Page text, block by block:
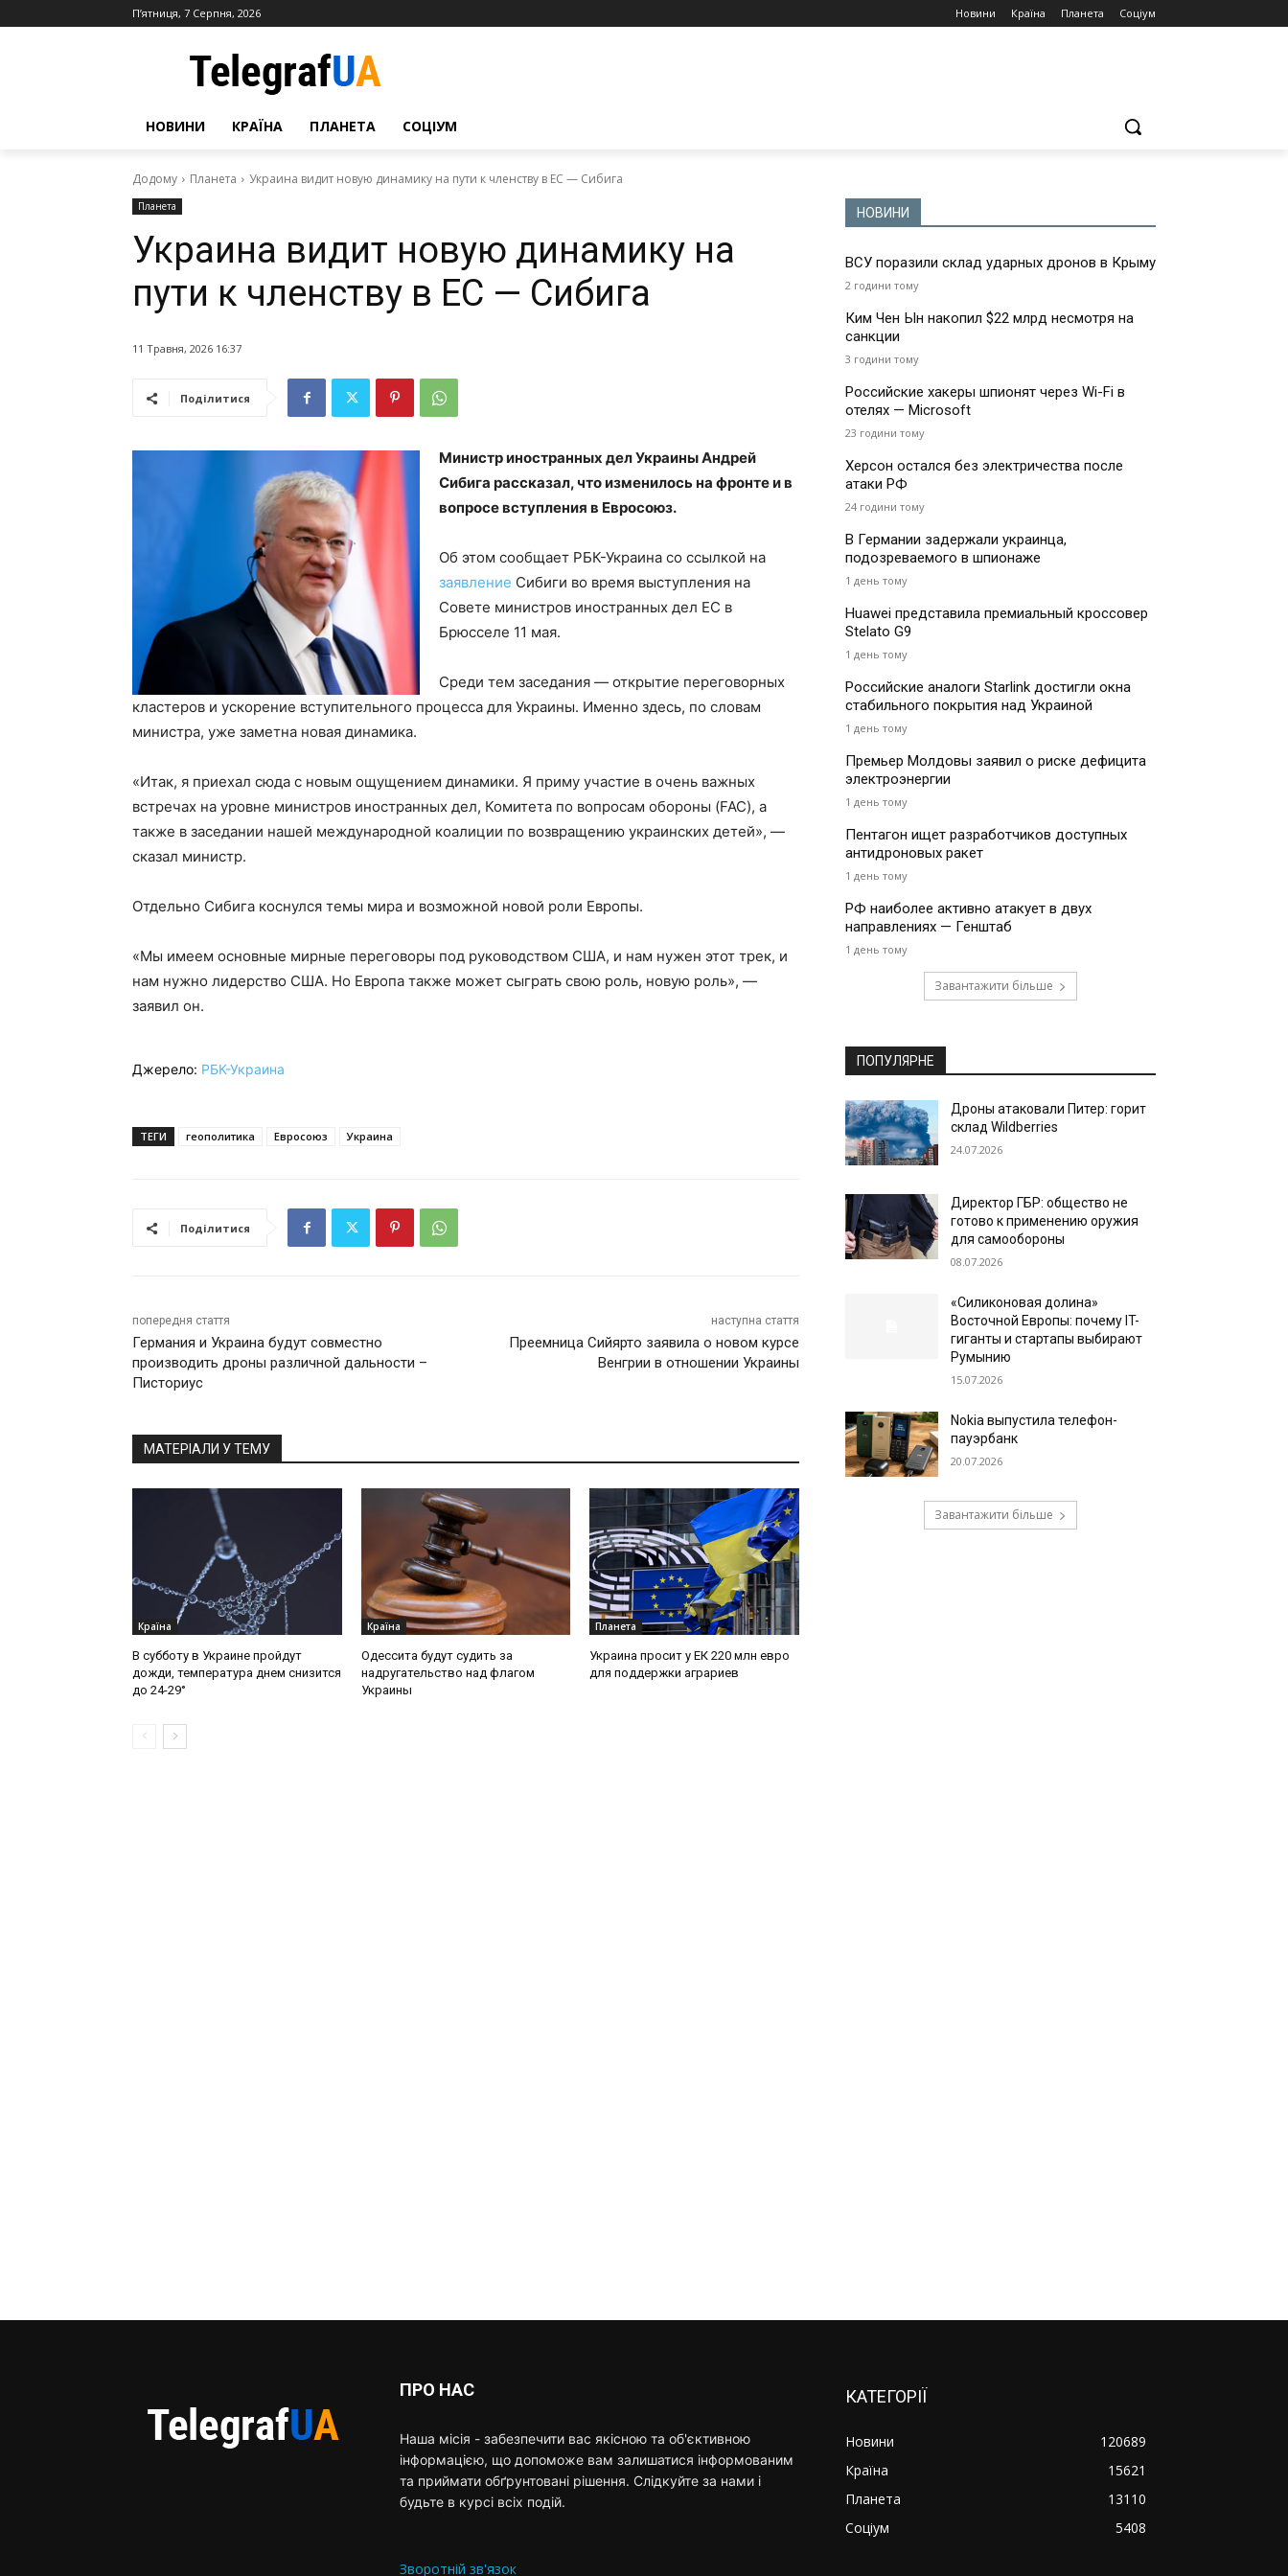
П’ятниця, 7 Серпня, 2026 Новини Країна Планета Соціум
НОВИНИ КРАЇНА ПЛАНЕТА СОЦІУМ
Додому Планета Украина видит новую динамику на пути к членству в ЕС — Сибига
Планета
Украина видит новую динамику на
пути к членству в ЕС — Сибига
11 Травня, 2026 16:37
Поділитися
Министр иностранных дел Украины Андрей
Сибига рассказал, что изменилось на фронте и в
вопросе вступления в Евросоюз.
Об этом сообщает РБК-Украина со ссылкой на
заявление Сибиги во время выступления на
Совете министров иностранных дел ЕС в
Брюсселе 11 мая.
Среди тем заседания — открытие переговорных
кластеров и ускорение вступительного процесса для Украины. Именно здесь, по словам
министра, уже заметна новая динамика.
«Итак, я приехал сюда с новым ощущением динамики. Я приму участие в очень важных
встречах на уровне министров иностранных дел, Комитета по вопросам обороны (FAC), а
также в заседании нашей международной коалиции по возвращению украинских детей», —
сказал министр.
Отдельно Сибига коснулся темы мира и возможной новой роли Европы.
«Мы имеем основные мирные переговоры под руководством США, и нам нужен этот трек, и
нам нужно лидерство США. Но Европа также может сыграть свою роль, новую роль», —
заявил он.
Джерело: РБК-Украина
ТЕГИ геополитика Евросоюз Украина
Поділитися
попередня стаття
Германия и Украина будут совместно
производить дроны различной дальности –
Писториус
наступна стаття
Преемница Сийярто заявила о новом курсе
Венгрии в отношении Украины
МАТЕРІАЛИ У ТЕМУ
Країна
В субботу в Украине пройдут
дожди, температура днем снизится
до 24-29°
Країна
Одессита будут судить за
надругательство над флагом
Украины
Планета
Украина просит у ЕК 220 млн евро
для поддержки аграриев
НОВИНИ
ВСУ поразили склад ударных дронов в Крыму
2 години тому
Ким Чен Ын накопил $22 млрд несмотря на
санкции
3 години тому
Российские хакеры шпионят через Wi-Fi в
отелях — Microsoft
23 години тому
Херсон остался без электричества после
атаки РФ
24 години тому
В Германии задержали украинца,
подозреваемого в шпионаже
1 день тому
Huawei представила премиальный кроссовер
Stelato G9
1 день тому
Российские аналоги Starlink достигли окна
стабильного покрытия над Украиной
1 день тому
Премьер Молдовы заявил о риске дефицита
электроэнергии
1 день тому
Пентагон ищет разработчиков доступных
антидроновых ракет
1 день тому
РФ наиболее активно атакует в двух
направлениях — Генштаб
1 день тому
Завантажити більше
ПОПУЛЯРНЕ
Дроны атаковали Питер: горит
склад Wildberries
24.07.2026
Директор ГБР: общество не
готово к применению оружия
для самообороны
08.07.2026
«Силиконовая долина»
Восточной Европы: почему IT-
гиганты и стартапы выбирают
Румынию
15.07.2026
Nokia выпустила телефон-
пауэрбанк
20.07.2026
Завантажити більше
ПРО НАС
Наша місія - забезпечити вас якісною та об'єктивною
інформацією, що допоможе вам залишатися інформованим
та приймати обґрунтовані рішення. Слідкуйте за нами і
будьте в курсі всіх подій.
Зворотній зв'язок
КАТЕГОРІЇ
Новини
120689
Країна
15621
Планета
13110
Соціум
5408